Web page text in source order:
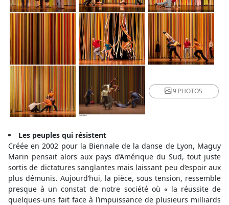
9 PHOTOS
Les peuples qui résistent
Créée en 2002 pour la Biennale de la danse de Lyon, Maguy
Marin pensait alors aux pays d’Amérique du Sud, tout juste
sortis de dictatures sanglantes mais laissant peu d’espoir aux
plus démunis. Aujourd’hui, la pièce, sous tension, ressemble
presque à un constat de notre société où « la réussite de
quelques-uns fait face à l’impuissance de plusieurs milliards